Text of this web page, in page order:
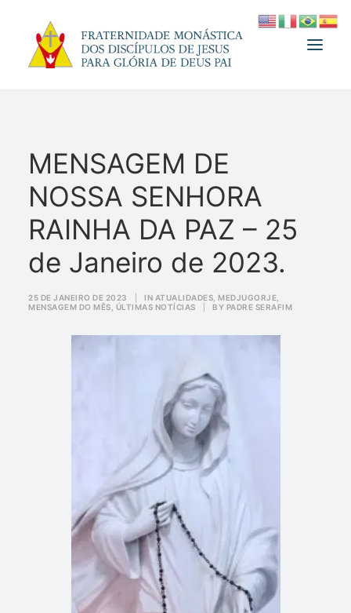
FUNDADOR
MEDJUGORJE
ESPIRITUALIDADE
ATUALIDADES
INFORMATIVO
DOAÇÃO
MENSAGEM DE
NOSSA SENHORA
RAINHA DA PAZ – 25
de Janeiro de 2023.
25 DE JANEIRO DE 2023 IN ATUALIDADES MEDJUGORJE
MENSAGEM DO MÊS ÚLTIMAS NOTÍCIAS BY PADRE SERAFIM